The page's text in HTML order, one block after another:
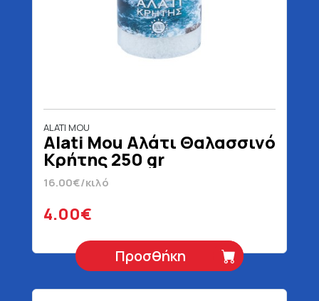
ALATI MOU
Alati Mou Αλάτι Θαλασσινό
Κρήτης 250 gr
16.00€/κιλό
4.00€
Προσθήκη